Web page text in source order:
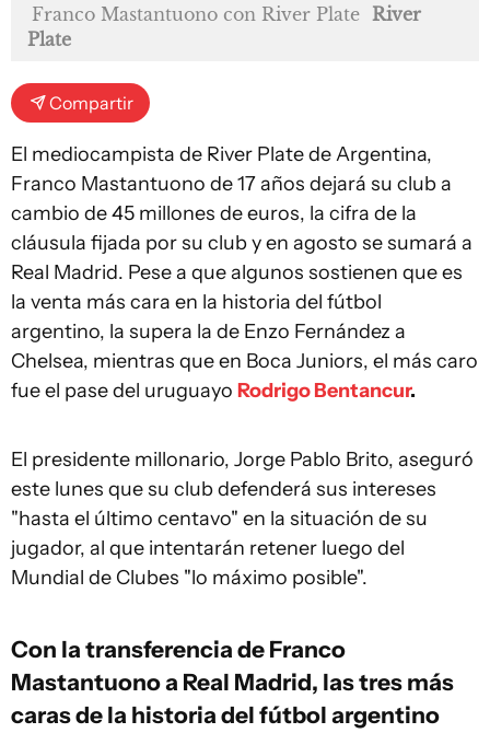
Franco Mastantuono con River Plate River
Plate
Compartir
El mediocampista de River Plate de Argentina,
Franco Mastantuono de 17 años dejará su club a
cambio de 45 millones de euros, la cifra de la
cláusula fijada por su club y en agosto se sumará a
Real Madrid. Pese a que algunos sostienen que es
la venta más cara en la historia del fútbol
argentino, la supera la de Enzo Fernández a
Chelsea, mientras que en Boca Juniors, el más caro
fue el pase del uruguayo Rodrigo Bentancur.
El presidente millonario, Jorge Pablo Brito, aseguró
este lunes que su club defenderá sus intereses
"hasta el último centavo" en la situación de su
jugador, al que intentarán retener luego del
Mundial de Clubes "lo máximo posible".
Con la transferencia de Franco
Mastantuono a Real Madrid, las tres más
caras de la historia del fútbol argentino